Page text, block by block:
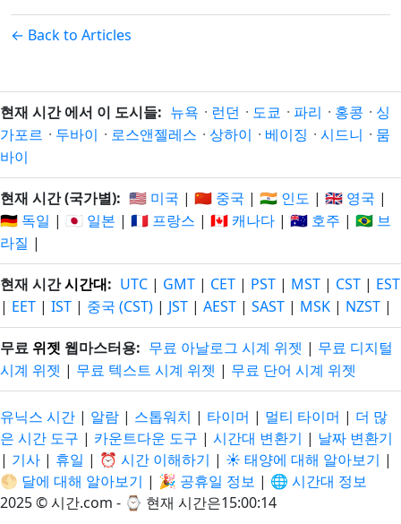
← Back to Articles
현재 시간 에서 이 도시들: 뉴욕 · 런던 · 도쿄 · 파리 · 홍콩 · 싱
가포르 · 두바이 · 로스앤젤레스 · 상하이 · 베이징 · 시드니 · 뭄
바이
현재 시간 (국가별): 🇺🇸 미국 | 🇨🇳 중국 | 🇮🇳 인도 | 🇬🇧 영국 |
🇩🇪 독일 | 🇯🇵 일본 | 🇫🇷 프랑스 | 🇨🇦 캐나다 | 🇦🇺 호주 | 🇧🇷 브
라질 |
현재 시간시간대: UTC | GMT | CET | PST | MST | CST | EST
| EET | IST | 중국 (CST) | JST | AEST | SAST | MSK | NZST |
무료 위젯 웹마스터용: 무료 아날로그 시계 위젯 | 무료 디지털
시계 위젯 | 무료 텍스트 시계 위젯 | 무료 단어 시계 위젯
유닉스 시간 | 알람 | 스톱워치 | 타이머 | 멀티 타이머 | 더 많
은 시간 도구 | 카운트다운 도구 | 시간대 변환기 | 날짜 변환기
| 기사 | 휴일 | ⏰ 시간 이해하기 | ☀️ 태양에 대해 알아보기 |
🌕 달에 대해 알아보기 | 🎉 공휴일 정보 | 🌐 시간대 정보
2025 © 시간.com - ⌚ 현재 시간은15:00:15